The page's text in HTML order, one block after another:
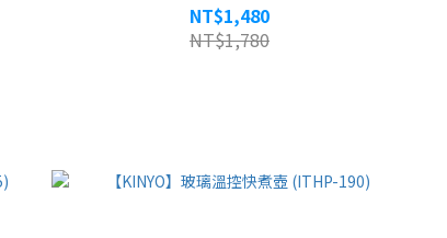
NT$1,480
NT$1,780